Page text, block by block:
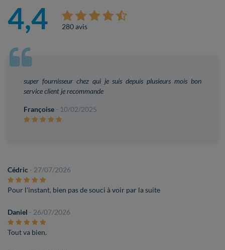
4,4 280 avis
super fournisseur chez qui je suis depuis plusieurs mois bon
service client je recommande
Françoise - 10/02/2025
Cédric - 27/07/2026
Pour l'instant, bien pas de souci à voir par la suite
Daniel - 26/07/2026
Tout va bien.